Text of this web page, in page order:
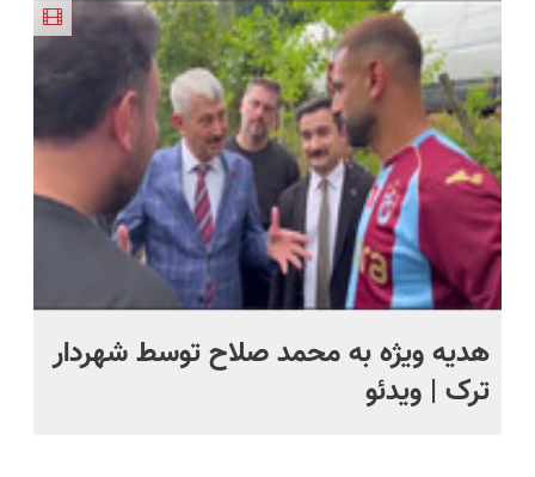
و مقاوم |
پرداخت
قسطی
23 روزه
ساخت!
طبیعی!
ویزیت
رایگان+پرداخت
اقساطی😍
صرفه)
کارمزد!
هدیه ویژه به محمد صلاح توسط شهردار
ترک | ویدئو